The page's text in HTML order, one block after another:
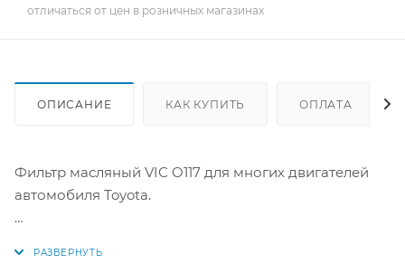
отличаться от цен в розничных магазинах
ОПИСАНИЕ КАК КУПИТЬ ОПЛАТА
Фильтр масляный VIС O117 для многих двигателей
автомобиля Toyota.